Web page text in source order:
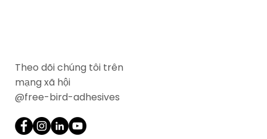
Theo dõi chúng tôi trên
mạng xã hội
@free-bird-adhesives